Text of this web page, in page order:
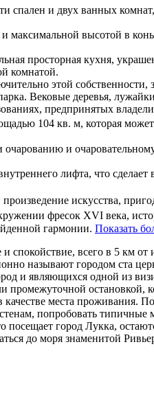
спален и двух ванных
максимальной высотой в
просторная кухня,
комнатой.
этой собственности,
Вековые деревья,
предпринятых
104 кв. м, которая
и
лифта, что сделает
искусства,
фресок XVI века,
гармонии. Показать
всего в 5 км от
называют городом ста
и являющихся одной из
промежуточной остановкой,
места проживания.
попробовать типичные
посещает город Лукка,
до моря знаменитой